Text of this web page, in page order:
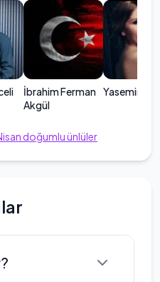
İbrahim Ferman
Akgül
Yasemin
doğumlu ünlüler